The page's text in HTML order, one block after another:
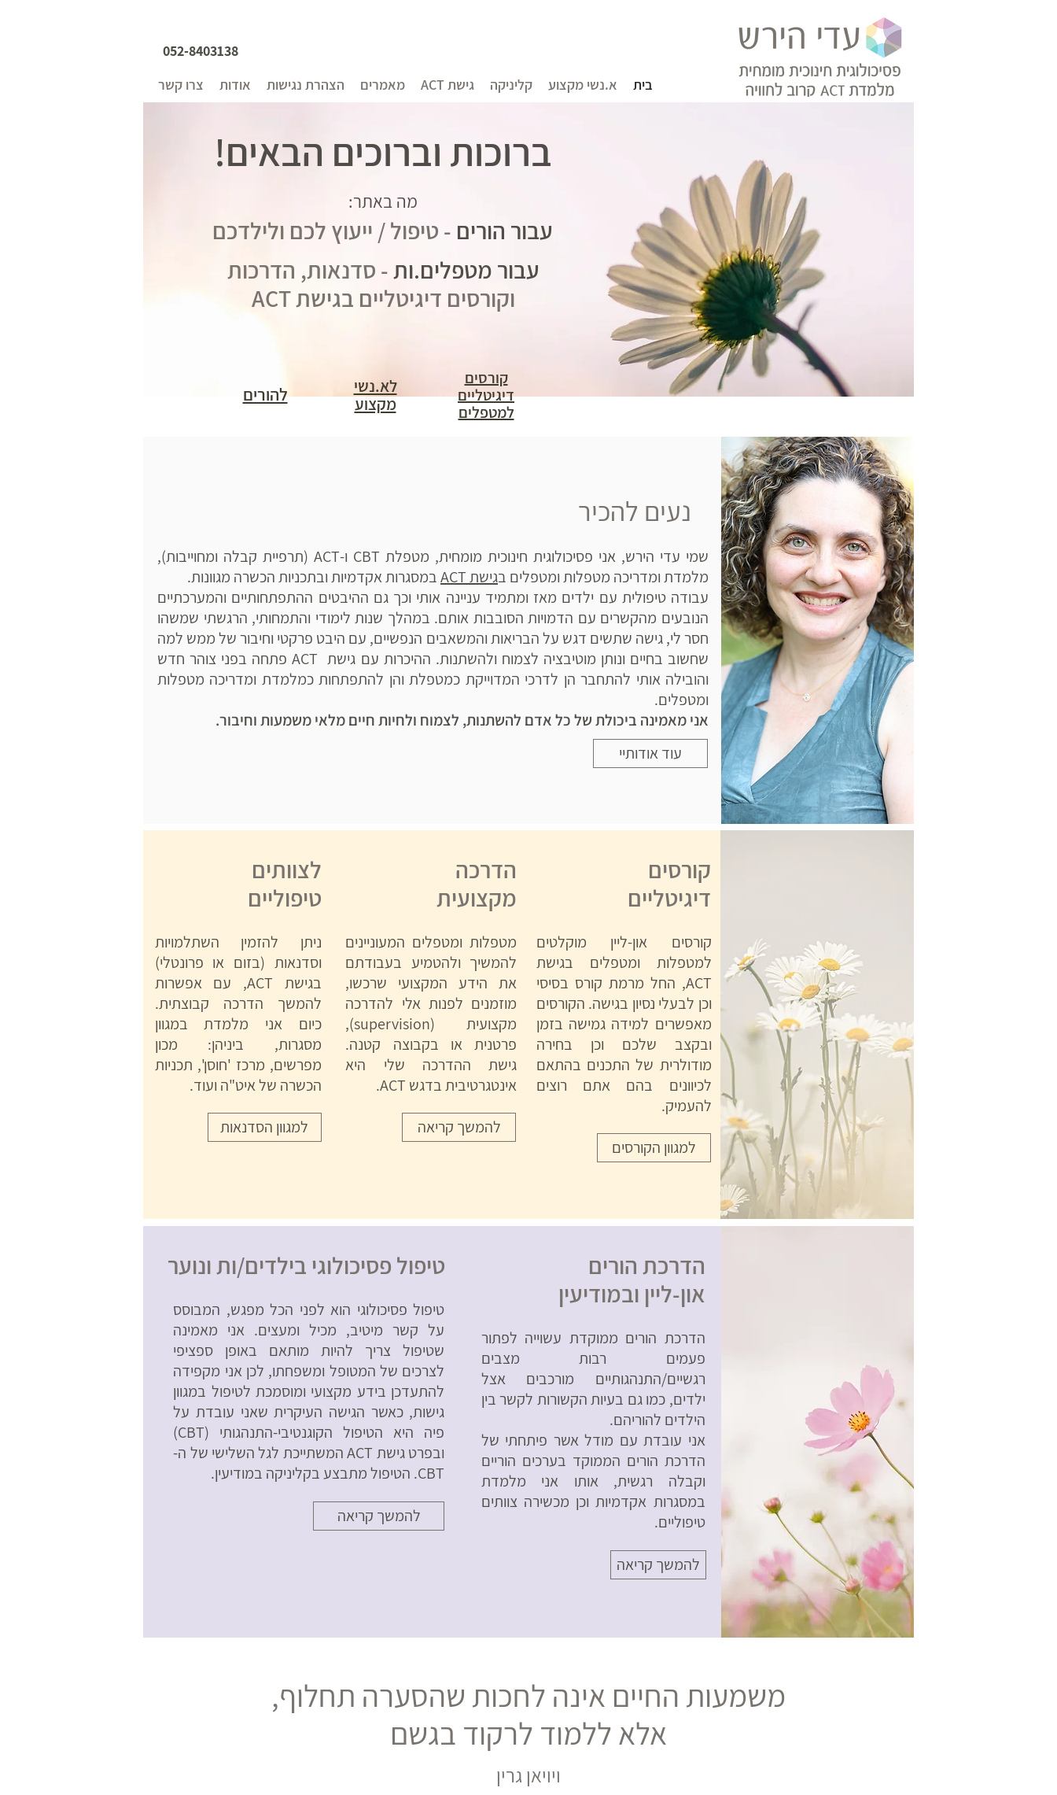
052-8403138
בית
א.נשי מקצוע קליניקה גישת ACT מאמרים הצהרת נגישות אודות צרו קשר
ברוכות וברוכים הבאים!
מה באתר:
עבור הורים - טיפול / ייעוץ לכם ולילדכם
עבור מטפלים.ות- סדנאות, הדרכות
וקורסים​ דיגיטליים בגישת ACT
להורים
לא.נשי
מקצוע
קורסים
דיגיטליים
למטפלים
נעים להכיר
שמי עדי הירש, אני פסיכולוגית חינוכית מומחית, מטפלת CBT ו-ACT (תרפיית קבלה ומחוייבות),
מלמדת ומדריכה מטפלות ומטפלים בגישת ACT
במסגרות אקדמיות ובתכניות הכשרה מגוונות.
עבודה טיפולית עם ילדים מאז ומתמיד עניינה אותי וכך גם ההיבטים ההתפתחותיים והמערכתיים
הנובעים מהקשרים עם הדמויות הסובבות אותם. במהלך שנות לימודי והתמחותי, הרגשתי שמשהו
חסר לי, גישה שתשים דגש על הבריאות והמשאבים הנפשיים, עם היבט פרקטי וחיבור של ממש למה
שחשוב בחיים ונותן מוטיבציה לצמוח ולהשתנות. ההיכרות עם גישת ACT פתחה בפני צוהר חדש
והובילה אותי להתחבר הן לדרכי המדוייקת כמטפלת והן להתפתחות כמלמדת ומדריכה מטפלות
ומטפלים.
אני מאמינה ביכולת של כל אדם להשתנות, לצמוח ולחיות חיים מלאי משמעות וחיבור.
עוד אודותיי
לצוותים
טיפוליים
ניתן להזמין השתלמויות
וסדנאות (בזום או פרונטלי)
בגישת ACT, עם אפשרות
להמשך הדרכה קבוצתית.
כיום אני מלמדת במגוון
מסגרות, ביניהן: מכון
מפרשים, מרכז 'חוסן', תכניות
הכשרה של איט"ה ועוד.
למגוון הסדנאות
הדרכה
מקצועית
מטפלות ומטפלים המעוניינים
להמשיך ולהטמיע בעבודתם
את הידע המקצועי שרכשו,
מוזמנים לפנות אלי להדרכה
מקצועית (supervision),
פרטנית או בקבוצה קטנה.
גישת ההדרכה שלי היא
אינטגרטיבית בדגש ACT.
להמשך קריאה
קורסים
דיגיטליים
קורסים און-ליין מוקלטים
למטפלות ומטפלים בגישת
ACT, החל מרמת קורס בסיסי
וכן לבעלי נסיון בגישה. הקורסים
מאפשרים למידה גמישה בזמן
ובקצב שלכם וכן בחירה
מודולרית של התכנים בהתאם
לכיוונים בהם אתם רוצים
להעמיק.
למגוון הקורסים
טיפול פסיכולוגי בילדים/ות ונוער
טיפול פסיכולוגי הוא לפני הכל מפגש, המבוסס
על קשר מיטיב, מכיל ומעצים. אני מאמינה
שטיפול צריך להיות מותאם באופן ספציפי
לצרכים של המטופל ומשפחתו, לכן אני מקפידה
להתעדכן בידע מקצועי ומוסמכת לטיפול במגוון
גישות, כאשר הגישה העיקרית שאני עובדת על
פיה היא הטיפול הקוגנטיבי-התנהגותי (CBT)
ובפרט גישת ACT המשתייכת לגל השלישי של ה-
CBT. הטיפול מתבצע בקליניקה במודיעין.
להמשך קריאה
הדרכת הורים
און-ליין ובמודיעין
הדרכת הורים ממוקדת עשוייה לפתור
פעמים רבות מצבים
רגשיים/התנהגותיים מורכבים אצל
ילדים, כמו גם בעיות הקשורות לקשר בין
הילדים להוריהם.
אני עובדת עם מודל אשר פיתחתי של
הדרכת הורים הממוקד בערכים הוריים
וקבלה רגשית, אותו אני מלמדת
במסגרות אקדמיות וכן מכשירה צוותים
טיפוליים.
להמשך קריאה
משמעות החיים אינה לחכות שהסערה תחלוף,
אלא ללמוד לרקוד בגשם
ויויאן גרין